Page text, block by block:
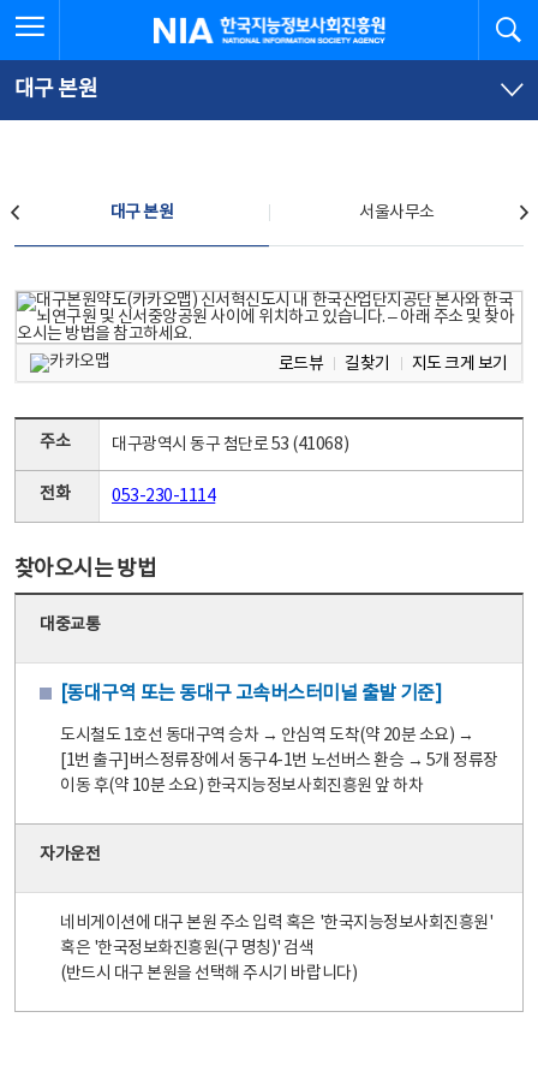
문
로
가
체
뉴
바
가
한국지능정보사회진흥원
대구 본원
대구 본원 서울사무소
로드뷰 길찾기 지도 크게 보기
주소 대구광역시 동구 첨단로 53 (41068)
전화 053-230-1114
찾아오시는 방법
대중교통
[동대구역 또는 동대구 고속버스터미널 출발 기준]
도시철도 1호선 동대구역 승차 → 안심역 도착(약 20분 소요) →
[1번 출구]버스정류장에서 동구4-1번 노선버스 환승 → 5개 정류장
이동 후(약 10분 소요) 한국지능정보사회진흥원 앞 하차
자가운전
네비게이션에 대구 본원 주소 입력 혹은 '한국지능정보사회진흥원'
혹은 '한국정보화진흥원(구 명칭)' 검색
(반드시 대구 본원을 선택해 주시기 바랍니다)